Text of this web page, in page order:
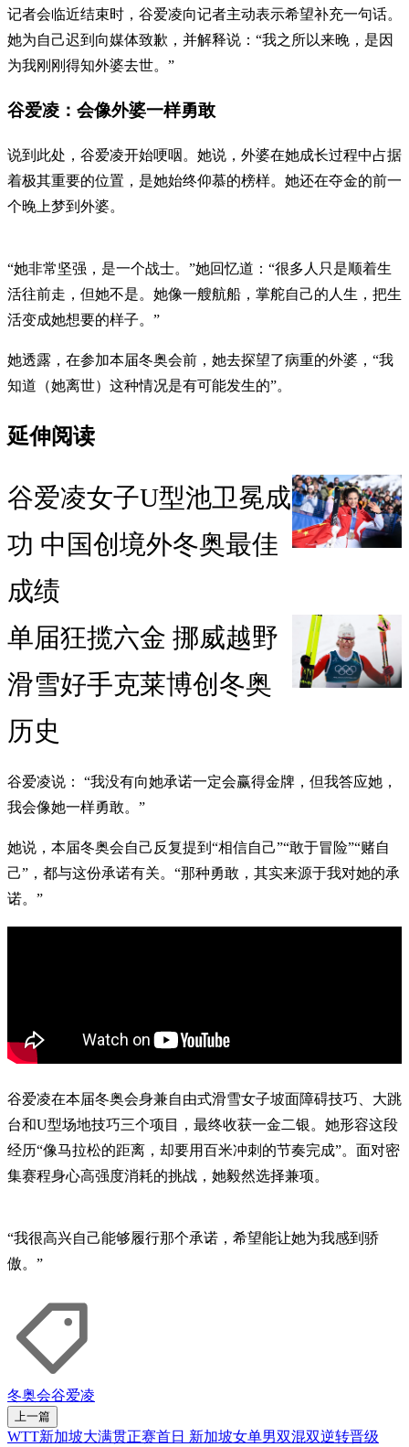
记者会临近结束时，谷爱凌向记者主动表示希望补充一句话。
她为自己迟到向媒体致歉，并解释说：“我之所以来晚，是因
为我刚刚得知外婆去世。”
谷爱凌：会像外婆一样勇敢
说到此处，谷爱凌开始哽咽。她说，外婆在她成长过程中占据
着极其重要的位置，是她始终仰慕的榜样。她还在夺金的前一
个晚上梦到外婆。
“她非常坚强，是一个战士。”她回忆道：“很多人只是顺着生
活往前走，但她不是。她像一艘航船，掌舵自己的人生，把生
活变成她想要的样子。”
她透露，在参加本届冬奥会前，她去探望了病重的外婆，“我
知道（她离世）这种情况是有可能发生的”。
延伸阅读
谷爱凌女子U型池卫冕成
功 中国创境外冬奥最佳
成绩
单届狂揽六金 挪威越野
滑雪好手克莱博创冬奥
历史
谷爱凌说： “我没有向她承诺一定会赢得金牌，但我答应她，
我会像她一样勇敢。”
她说，本届冬奥会自己反复提到“相信自己”“敢于冒险”“赌自
己”，都与这份承诺有关。“那种勇敢，其实来源于我对她的承
诺。”
谷爱凌在本届冬奥会身兼自由式滑雪女子坡面障碍技巧、大跳
台和U型场地技巧三个项目，最终收获一金二银。她形容这段
经历“像马拉松的距离，却要用百米冲刺的节奏完成”。面对密
集赛程身心高强度消耗的挑战，她毅然选择兼项。
“我很高兴自己能够履行那个承诺，希望能让她为我感到骄
傲。”
冬奥会谷爱凌
上一篇
WTT新加坡大满贯正赛首日 新加坡女单男双混双逆转晋级